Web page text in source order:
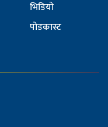
भिडियो
पोडकास्ट